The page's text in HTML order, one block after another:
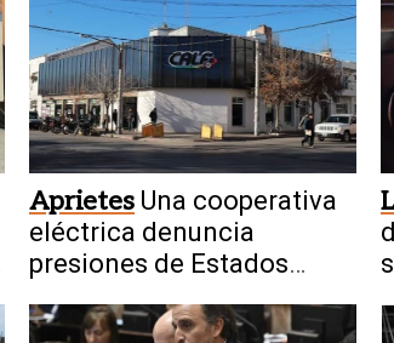
Aprietes Una cooperativa
eléctrica denuncia
presiones de Estados
china